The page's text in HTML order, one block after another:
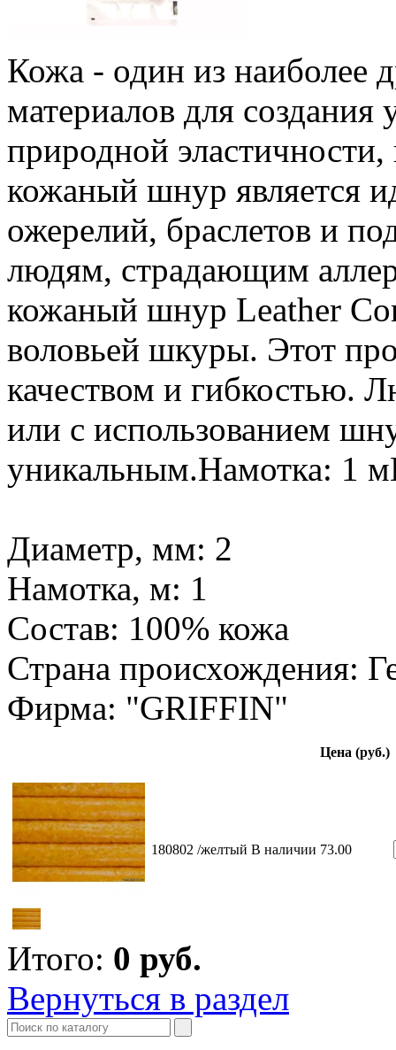
Кожа - один из наиболее
материалов для создания
природной
кожаный шнур является
ожерелий, браслетов и
людям, страдающим
кожаный шнур Leather
воловьей шкуры. Этот
качеством и гибкостью.
или с использованием
уникальным.Намотка: 1
Диаметр, мм: 2
Намотка, м: 1
Состав: 100% кожа
Страна происхождения:
Фирма: "GRIFFIN"
Цена (руб.)
180802 /желтый В наличии 73.00
Итого: 0 руб.
Вернуться в раздел